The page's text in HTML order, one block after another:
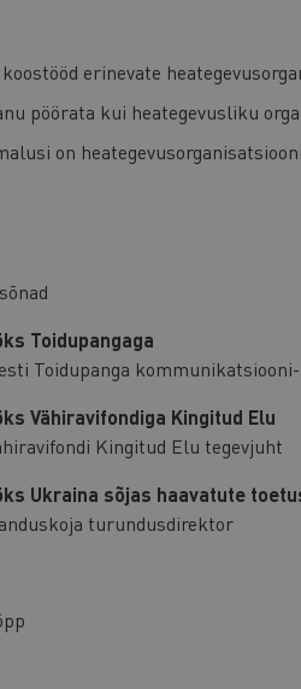
erinevate
pöörata kui heategevusliku
on
Toidupangaga
Toidupanga
Vähiravifondiga Kingitud Elu
Kingitud Elu tegevjuht
Ukraina sõjas haavatute
turundusdirektor